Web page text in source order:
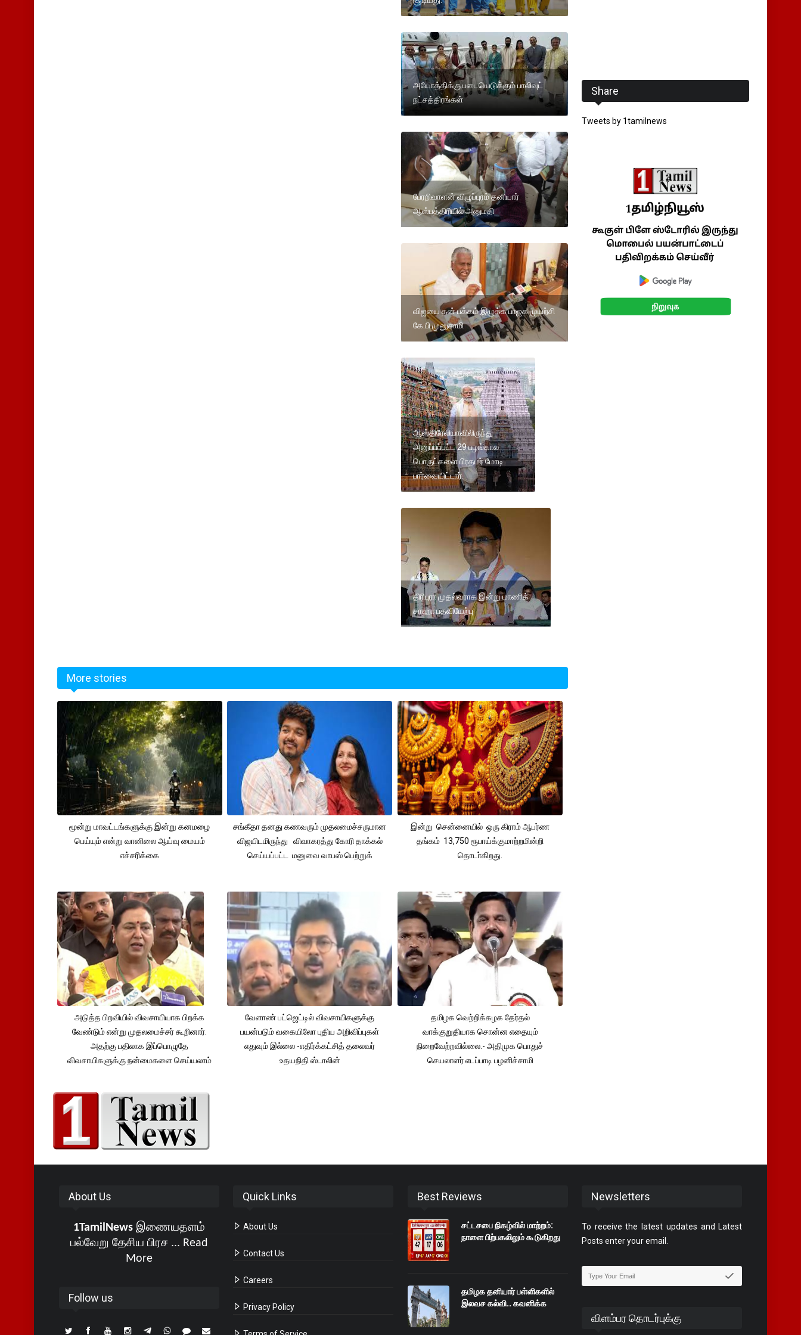
அயோத்திக்கு படையெடுக்கும் பாலிவுட்
நட்சத்திரங்கள்
பேரறிவாளன் விழுப்புரம் தனியார்
ஆஸ்பத்திரியில் அனுமதி
விஜயை தன் பக்கம் இழுக்க பாஜக முயற்சி
கே.பி.முனுசாமி
ஆஸ்திரேலியாவிலிருந்து
அனுப்பப்பட்ட 29 பழங்கால
பொருட்களை பிரதமர் மோடி
பார்வையிட்டார்.
திரிபுரா முதல்வராக இன்று மாணிக்
சாஹா பதவியேற்பு
More stories
மூன்று மாவட்டங்களுக்கு இன்று கனமழை
பெய்யும் என்று வானிலை ஆய்வு மையம்
எச்சரிக்கை
சங்கீதா தனது கணவரும் முதலமைச்சருமான
விஜயிடமிருந்து விவாகரத்து கோரி தாக்கல்
செய்யப்பட்ட மனுவை வாபஸ் பெற்றுக்
இன்று சென்னையில் ஒரு கிராம் ஆபர்ண
தங்கம் 13,750 ரூபாய்க்குமாற்றமின்றி
தொடா்கிறது.
அடுத்த பிறவியில் விவசாயியாக பிறக்க
வேண்டும் என்று முதலமைச்சர் கூறினார்.
அதற்கு பதிலாக இப்பொழுதே
விவசாயிகளுக்கு நன்மைகளை செய்யலாம்
வேளாண் பட்ஜெட்டில் விவசாயிகளுக்கு
பயன்படும் வகையிலோ புதிய அறிவிப்புகள்
எதுவும் இல்லை -எதிர்க்கட்சித் தலைவர்
உதயநிதி ஸ்டாலின்
தமிழக வெற்றிக்கழக தேர்தல்
வாக்குறுதியாக சொன்ன எதையும்
நிறைவேற்றவில்லை.- அதிமுக பொதுச்
செயலாளர் எடப்பாடி பழனிச்சாமி
Share
Tweets by 1tamilnews
About Us
1TamilNewsஇணையதளம்
பல்வேறு தேசிய பிரச ... Read
More
Follow us
Quick Links
About Us
Contact Us
Careers
Privacy Policy
Best Reviews
சட்டசபை நிகழ்வில் மாற்றம்:
நாளை பிற்பகலிலும் கூடுகிறது
தமிழக தனியார் பள்ளிகளில்
இலவச கல்வி.. கவனிக்க
Newsletters
To receive the latest updates and Latest
Posts enter your email.
விளம்பர தொடர்புக்கு